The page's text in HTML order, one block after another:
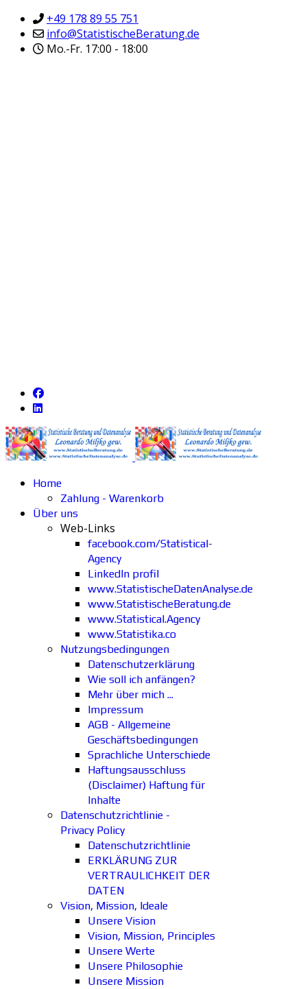
+49 178 89 55 751
info@StatistischeBeratung.de
Mo.-Fr. 17:00 - 18:00
Home
Zahlung - Warenkorb
Über uns
Web-Links
facebook.com/Statistical-
Agency
LinkedIn profil
www.StatistischeDatenAnalyse.de
www.StatistischeBeratung.de
www.Statistical.Agency
www.Statistika.co
Nutzungsbedingungen
Datenschutzerklärung
Wie soll ich anfängen?
Mehr über mich ...
Impressum
AGB - Allgemeine
Geschäftsbedingungen
Sprachliche Unterschiede
Haftungsausschluss
(Disclaimer) Haftung für
Inhalte
Datenschutzrichtlinie -
Privacy Policy
Datenschutzrichtlinie
ERKLÄRUNG ZUR
VERTRAULICHKEIT DER
DATEN
Vision, Mission, Ideale
Unsere Vision
Vision, Mission, Principles
Unsere Werte
Unsere Philosophie
Unsere Mission